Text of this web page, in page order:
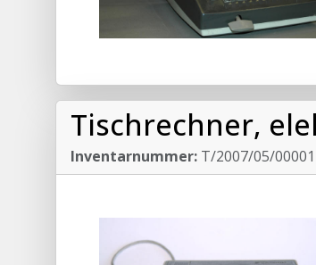
Tischrechner,
Inventarnummer: T/2007/05/00001